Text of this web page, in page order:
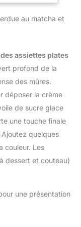
initiatives
NOUS
SOIN
ET DE
-
une
certifiée
Neutral &
Neutral.
et
Ces tamis
rendre les
goût.
au
de la
chimique, de
d'amande
De plus, il
être
tamiser,
avant la
Pratique
du
et du
MAILLE
UNE
: Le
éliminer les
et à aérer
pour
plus
pour
pains,
au matcha et
assiettes plates
profond de la
des mûres.
déposer la crème
de sucre glace
une touche finale
quelques
couleur. Les
dessert et couteau)
une présentation